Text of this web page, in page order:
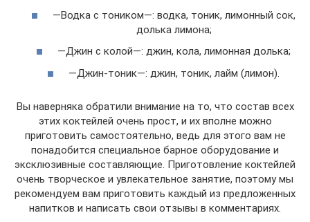
—Водка с тоником—: водка, тоник, лимонный сок,
долька лимона;
—Джин с колой—: джин, кола, лимонная долька;
—Джин-тоник—: джин, тоник, лайм (лимон).
Вы наверняка обратили внимание на то, что состав всех
этих коктейлей очень прост, и их вполне можно
приготовить самостоятельно, ведь для этого вам не
понадобится специальное барное оборудование и
эксклюзивные составляющие. Приготовление коктейлей
очень творческое и увлекательное занятие, поэтому мы
рекомендуем вам приготовить каждый из предложенных
напитков и написать свои отзывы в комментариях.